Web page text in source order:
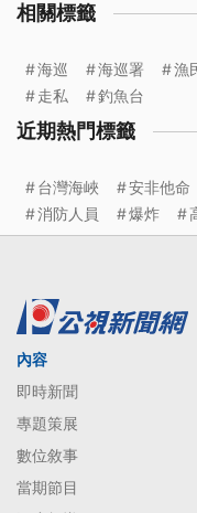
相關標籤
海巡 海巡署 漁
走私
釣魚台
近期熱門標籤
台灣海峽 安非他命
消防人員
爆炸
內容
即時新聞
專題策展
數位敘事
當期節目